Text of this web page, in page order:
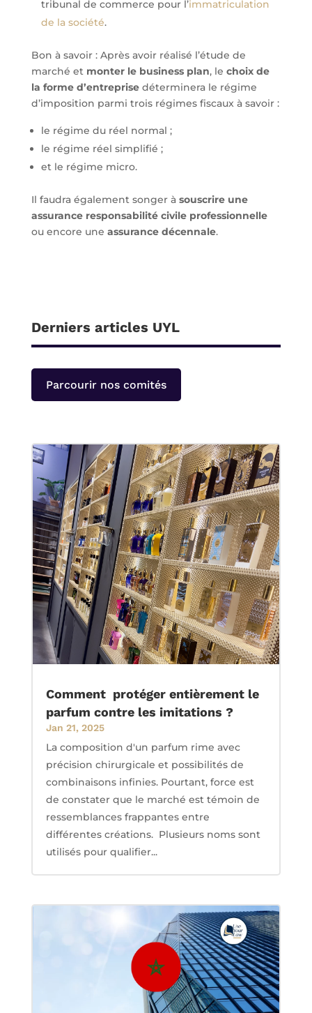
tribunal de commerce pour l’immatriculation
de la société.
Bon à savoir : Après avoir réalisé l’étude de
marché et monter le business plan, le choix de
la forme d’entreprisedéterminera le régime
d’imposition parmi trois régimes fiscaux à savoir :
le régime du réel normal ;
le régime réel simplifié ;
et le régime micro.
Il faudra également songer à souscrire une
assurance responsabilité civile professionnelle
ou encore une assurance décennale.
Derniers articles UYL
Parcourir nos comités
Comment protéger entièrement le
parfum contre les imitations ?
Jan 21, 2025
La composition d'un parfum rime avec
précision chirurgicale et possibilités de
combinaisons infinies. Pourtant, force est
de constater que le marché est témoin de
ressemblances frappantes entre
différentes créations. Plusieurs noms sont
utilisés pour qualifier...